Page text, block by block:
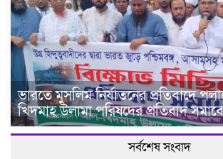
ভারতে মুসলিম নির্যাতনের প্রতিবাদে
খিদমাহ্ উলামা পরিষদের প্রতিবাদ
সর্বশেষ সংবাদ